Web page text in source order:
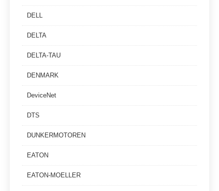
DELL
DELTA
DELTA-TAU
DENMARK
DeviceNet
DTS
DUNKERMOTOREN
EATON
EATON-MOELLER